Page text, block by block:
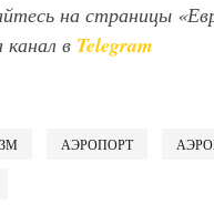
на страницы
канал в Telegram
АЭРОПОРТ